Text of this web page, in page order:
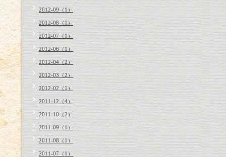
2012-09（1）
2012-08（1）
2012-07（1）
2012-06（1）
2012-04（2）
2012-03（2）
2012-02（1）
2011-12（4）
2011-10（2）
2011-09（1）
2011-08（1）
2011-07（1）